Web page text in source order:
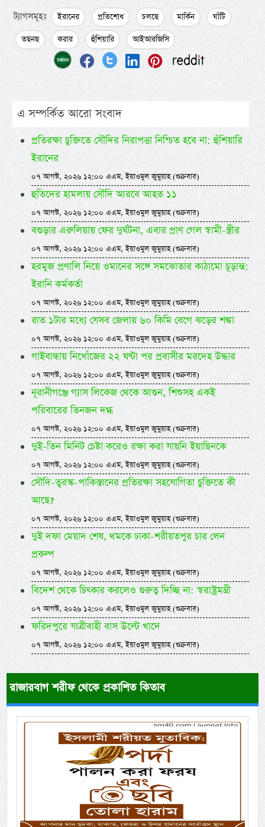
ট্যাগসমূহঃ ইরানের প্রতিশোধ চলছে মার্কিন
ঘাঁটি
তছনছ
করার হুঁশিয়ারি আইআরজিসি
এ সম্পর্কিত আরো সংবাদ
প্রতিরক্ষা চুক্তিতে সৌদির নিরাপত্তা নিশ্চিত হবে না: হুঁশিয়ারি
ইরানের
০৭ আগস্ট, ২০২৬ ১২:০০ এএম, ইয়াওমুল জুমুয়াহ (শুক্রবার)
হুতিদের হামলায় সৌদি আরবে আহত ১১
০৭ আগস্ট, ২০২৬ ১২:০০ এএম, ইয়াওমুল জুমুয়াহ (শুক্রবার)
বগুড়ার এরুলিয়ায় ফের দুর্ঘটনা, এবার প্রাণ গেল স্বামী-স্ত্রীর
০৭ আগস্ট, ২০২৬ ১২:০০ এএম, ইয়াওমুল জুমুয়াহ (শুক্রবার)
হরমুজ প্রণালি নিয়ে ওমানের সঙ্গে সমঝোতার কাঠামো চূড়ান্ত:
ইরানি কর্মকর্তা
০৭ আগস্ট, ২০২৬ ১২:০০ এএম, ইয়াওমুল জুমুয়াহ (শুক্রবার)
রাত ১টার মধ্যে যেসব জেলায় ৬০ কিমি বেগে ঝড়ের শঙ্কা
০৭ আগস্ট, ২০২৬ ১২:০০ এএম, ইয়াওমুল জুমুয়াহ (শুক্রবার)
গাইবান্ধায় নিখোঁজের ২২ ঘণ্টা পর প্রবাসীর মরদেহ উদ্ধার
০৭ আগস্ট, ২০২৬ ১২:০০ এএম, ইয়াওমুল জুমুয়াহ (শুক্রবার)
নূরানীগঞ্জে গ্যাস লিকেজ থেকে আগুন, শিশুসহ একই
পরিবারের তিনজন দগ্ধ
০৭ আগস্ট, ২০২৬ ১২:০০ এএম, ইয়াওমুল জুমুয়াহ (শুক্রবার)
দুই-তিন মিনিট চেষ্টা করেও রক্ষা করা যায়নি ইয়াছিনকে
০৭ আগস্ট, ২০২৬ ১২:০০ এএম, ইয়াওমুল জুমুয়াহ (শুক্রবার)
সৌদি-তুরস্ক-পাকিস্তানের প্রতিরক্ষা সহযোগিতা চুক্তিতে কী
আছে?
০৭ আগস্ট, ২০২৬ ১২:০০ এএম, ইয়াওমুল জুমুয়াহ (শুক্রবার)
দুই দফা মেয়াদ শেষ, থমকে ঢাকা-শরীয়তপুর চার লেন
প্রকল্প
০৭ আগস্ট, ২০২৬ ১২:০০ এএম, ইয়াওমুল জুমুয়াহ (শুক্রবার)
বিদেশ থেকে চিৎকার করলেও গুরুত্ব দিচ্ছি না: স্বরাষ্ট্রমন্ত্রী
০৭ আগস্ট, ২০২৬ ১২:০০ এএম, ইয়াওমুল জুমুয়াহ (শুক্রবার)
ফরিদপুরে যাত্রীবাহী বাস উল্টে খাদে
০৭ আগস্ট, ২০২৬ ১২:০০ এএম, ইয়াওমুল জুমুয়াহ (শুক্রবার)
রাজারবাগ শরীফ থেকে প্রকাশিত কিতাব